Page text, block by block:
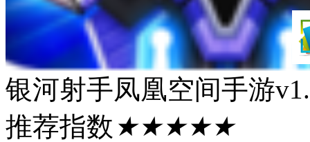
银河射手凤凰空间手游
推荐指数 ★★★★★